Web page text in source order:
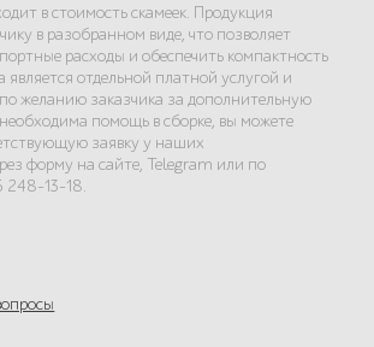
в стоимость скамеек. Продукция
в разобранном виде, что позволяет
расходы и обеспечить компактность
является отдельной платной услугой и
желанию заказчика за дополнительную
помощь в сборке, вы можете
заявку у наших
форму на сайте, Telegram или по
248-13-18.